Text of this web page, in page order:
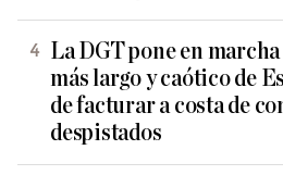
La DGT pone en
más largo y caótico de
de facturar a costa de
despistados